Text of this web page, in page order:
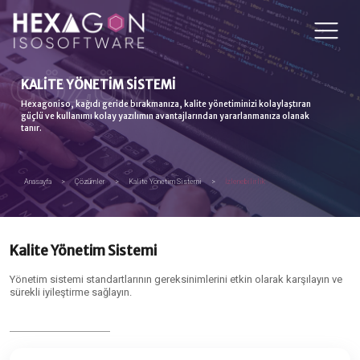
KALİTE YÖNETİM SİSTEMİ
ÇÖZÜM
Hexagoniso, kağıdı geride bırakmanıza, kalite yönetiminizi kolaylaştıran
güçlü ve kullanımı kolay yazılımın avantajlarından yararlanmanıza olanak
tanır.
Anasayfa > Çözümler > Kalite Yönetim Sistemi > İzlenebilirlik
Kalite Yönetim Sistemi
Yönetim sistemi standartlarının gereksinimlerini etkin olarak karşılayın ve
sürekli iyileştirme sağlayın.